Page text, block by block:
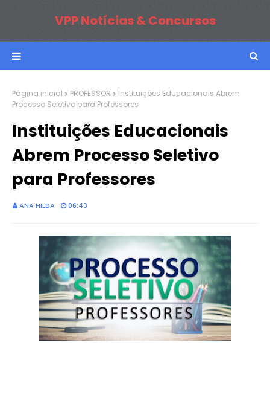
VPP Notícias & Concursos
Página inicial PROFESSOR
Instituições Educacionais Abrem
Processo Seletivo para Professores
Instituições Educacionais
Abrem Processo Seletivo
para Professores
ANA HILDA 06:43